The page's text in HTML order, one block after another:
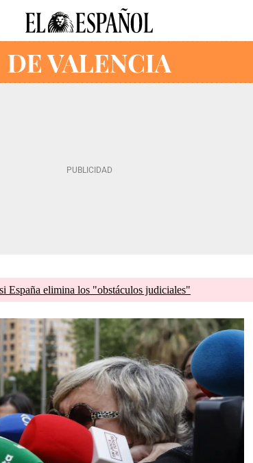
España elimina los "obstáculos judiciales"